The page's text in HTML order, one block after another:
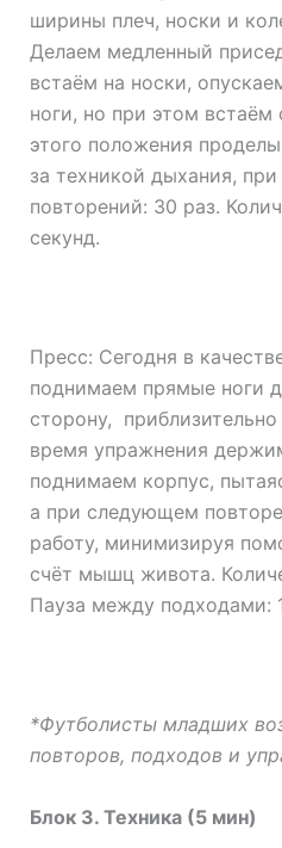
ширины плеч, носки и
Делаем медленный
встаём на носки,
ноги, но при этом встаём
этого положения
за техникой дыхания,
повторений: 30 раз.
секунд.
Пресс: Сегодня в
поднимаем прямые ноги
сторону,
время упражнения
поднимаем корпус,
а при следующем
работу, минимизируя
счёт мышц живота.
Пауза между подходами:
*Футболисты младших
повторов, подходов и
Блок 3. Техника (5 мин)